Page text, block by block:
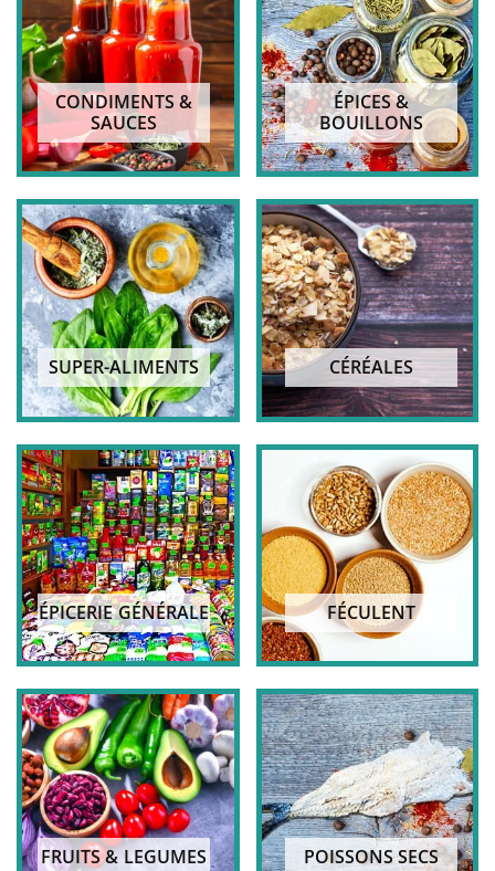
CONDIMENTS &
SAUCES
ÉPICES &
BOUILLONS
SUPER-ALIMENTS CÉRÉALES
ÉPICERIE GÉNÉRALE FÉCULENT
FRUITS & LEGUMES POISSONS SECS